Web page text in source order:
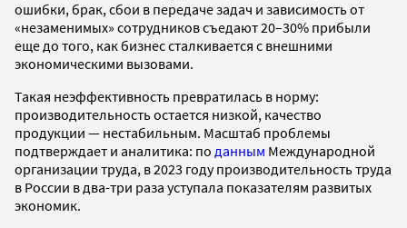
ошибки, брак, сбои в передаче задач и зависимость от
«незаменимых» сотрудников съедают 20–30% прибыли
еще до того, как бизнес сталкивается с внешними
экономическими вызовами.
Такая неэффективность превратилась в норму:
производительность остается низкой, качество
продукции — нестабильным. Масштаб проблемы
подтверждает и аналитика: по данным Международной
организации труда, в 2023 году производительность труда
в России в два-три раза уступала показателям развитых
экономик.